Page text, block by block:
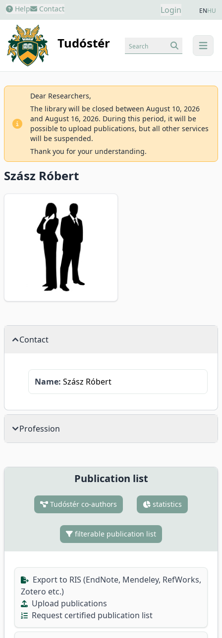
Help Contact Login ENHU
Tudóstér menu
Search
Dear Researchers,
The library will be closed between August 10, 2026
and August 16, 2026. During this period, it will be
possible to upload publications, but all other services
will be suspended.
Thank you for your understanding.
Szász Róbert
Contact
Name: Szász Róbert
Profession
Publication list
Tudóstér co-authors statistics
filterable publication list
Export to RIS (EndNote, Mendeley, RefWorks,
Zotero etc.)
Upload publications
Request certified publication list